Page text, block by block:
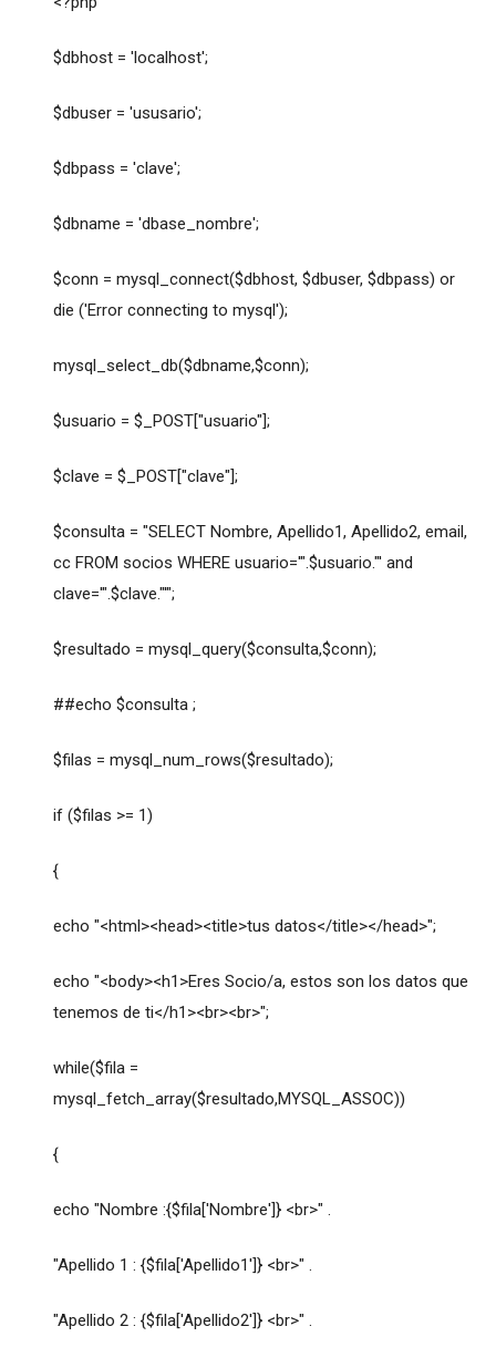
$dbhost = 'localhost';
$dbuser = 'ususario';
$dbpass = 'clave';
$dbname = 'dbase_nombre';
$conn = mysql_connect($dbhost, $dbuser, $dbpass) or
die ('Error connecting to mysql');
mysql_select_db($dbname,$conn);
$usuario = $_POST["usuario"];
$clave = $_POST["clave"];
$consulta = "SELECT Nombre, Apellido1, Apellido2, email,
cc FROM socios WHERE usuario='".$usuario."' and
clave='".$clave."'";
$resultado = mysql_query($consulta,$conn);
##echo $consulta ;
$filas = mysql_num_rows($resultado);
if ($filas >= 1)
{
echo "<html><head><title>tus datos</title></head>";
echo "<body><h1>Eres Socio/a, estos son los datos que
tenemos de ti</h1><br><br>";
while($fila =
mysql_fetch_array($resultado,MYSQL_ASSOC))
{
echo "Nombre :{$fila['Nombre']} <br>" .
"Apellido 1 : {$fila['Apellido1']} <br>" .
"Apellido 2 : {$fila['Apellido2']} <br>" .